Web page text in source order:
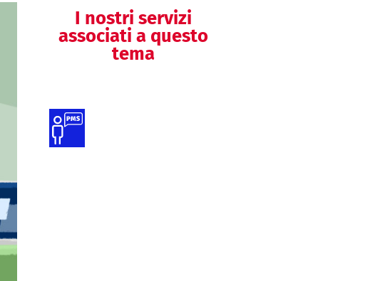
I nostri servizi
associati a questo
tema